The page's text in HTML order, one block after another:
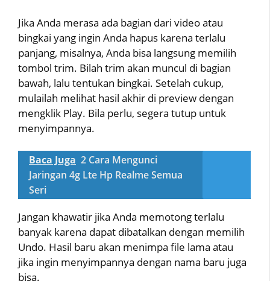
Jika Anda merasa ada bagian dari video atau
bingkai yang ingin Anda hapus karena terlalu
panjang, misalnya, Anda bisa langsung memilih
tombol trim. Bilah trim akan muncul di bagian
bawah, lalu tentukan bingkai. Setelah cukup,
mulailah melihat hasil akhir di preview dengan
mengklik Play. Bila perlu, segera tutup untuk
menyimpannya.
Baca Juga 2 Cara Mengunci
Jaringan 4g Lte Hp Realme Semua
Seri
Jangan khawatir jika Anda memotong terlalu
banyak karena dapat dibatalkan dengan memilih
Undo. Hasil baru akan menimpa file lama atau
jika ingin menyimpannya dengan nama baru juga
bisa.